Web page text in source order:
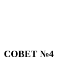
СОВЕТ №4